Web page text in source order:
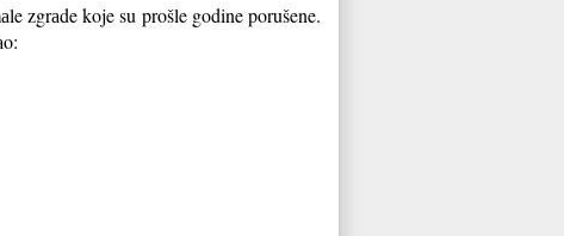
zgrаde koje su prošle godine porušene.